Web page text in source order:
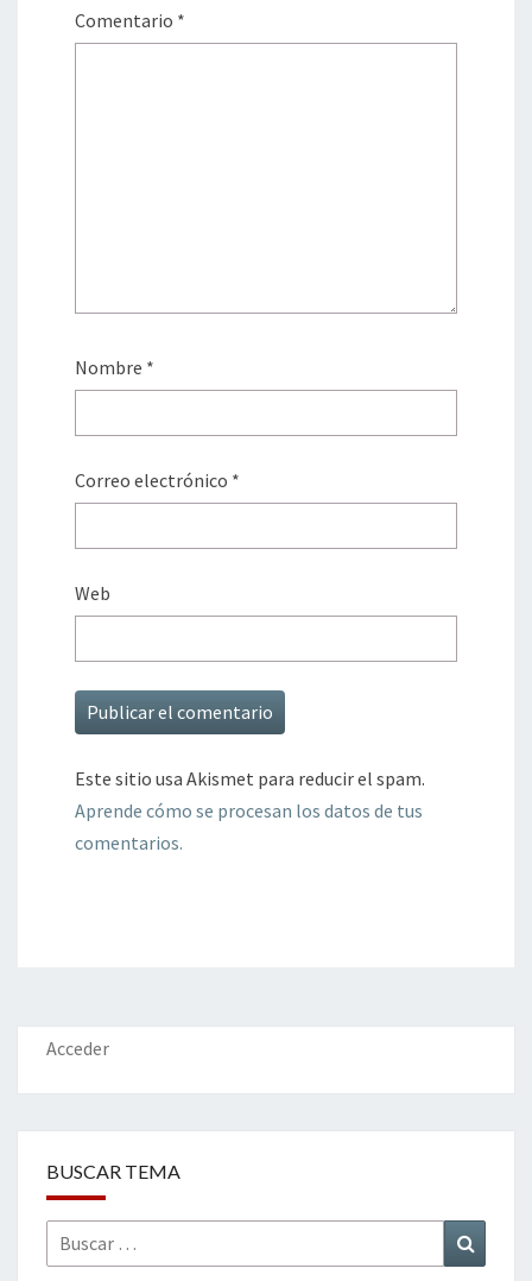
Comentario *
Nombre *
Correo electrónico *
Web
Este sitio usa Akismet para reducir el spam.
Aprende cómo se procesan los datos de tus
comentarios.
Acceder
BUSCAR TEMA
Buscar
por: